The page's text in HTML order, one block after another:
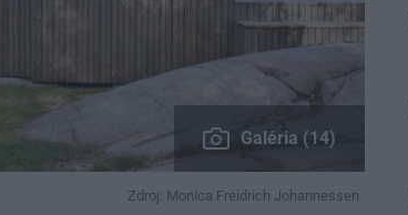
Galéria (14)
Zdroj: Monica Freidrich Johannessen